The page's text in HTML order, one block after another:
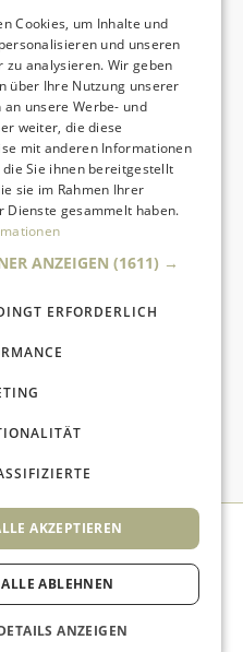
Da sind Kinder mit Begeisterung
dabei.
Cookies, um Inhalte und
und unseren
zu analysieren. Wir geben
über Ihre Nutzung unserer
an unsere Werbe- und
weiter, die diese
mit anderen Informationen
Sie ihnen bereitgestellt
sie im Rahmen Ihrer
Dienste gesammelt haben.
ANZEIGEN (1611) →
ERFORDERLICH
AKZEPTIEREN
ALLE ABLEHNEN
ANZEIGEN